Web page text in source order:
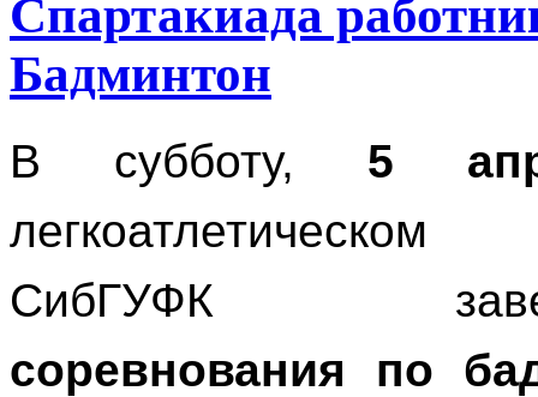
Спартакиада
Бадминтон
В субботу, 5
СибГУФК
соревнования по